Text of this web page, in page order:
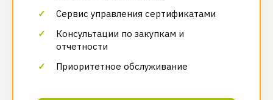
Сервис управления сертификатами
Консультации по закупкам и
отчетности
Приоритетное обслуживание